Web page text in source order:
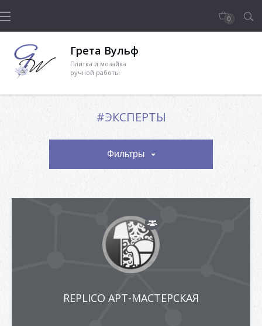
0
Грета Вульф
Плитка и мозайка
ручной работы
#ЭКСПЕРТЫ
Фильтры
REPLICO АРТ-МАСТЕРСКАЯ